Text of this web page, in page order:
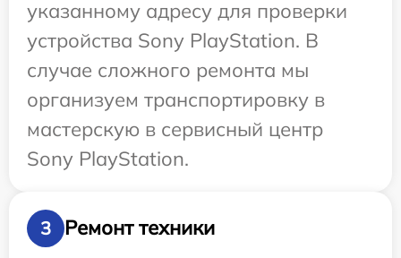
указанному адресу для проверки
устройства Sony PlayStation. В
случае сложного ремонта мы
организуем транспортировку в
мастерскую в сервисный центр
Sony PlayStation.
3
Ремонт техники